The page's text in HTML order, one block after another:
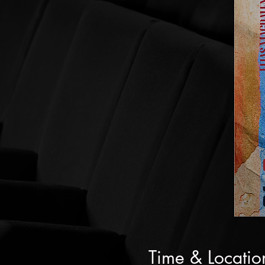
Time &